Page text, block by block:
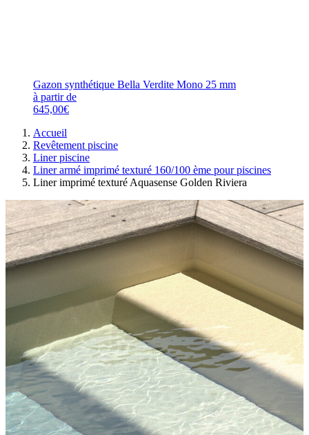
Gazon synthétique Bella Verdite Mono 25 mm
à partir de
645,00€
Accueil
Revêtement piscine
Liner piscine
Liner armé imprimé texturé 160/100 ème pour piscines
Liner imprimé texturé Aquasense Golden Riviera